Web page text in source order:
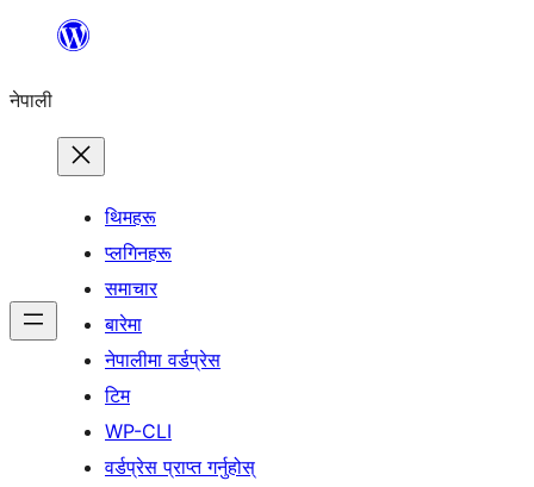
सामग्रीमा
नेपाली
थिमहरू
प्लगिनहरू
समाचार
बारेमा
नेपालीमा वर्डप्रेस
टिम
WP-CLI
वर्डप्रेस प्राप्त गर्नुहोस्